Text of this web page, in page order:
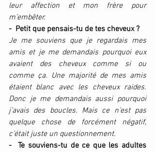
leur affection et mon frère pour
m’embêter.
-  Petit que pensais-tu de tes cheveux ?
Je me souviens que je regardais mes
amis et je me demandais pourquoi eux
avaient des cheveux comme si ou
comme ça. Une majorité de mes amis
étaient blanc avec les cheveux raides.
Donc je me demandais aussi pourquoi
j’avais des boucles. Mais ce n’est pas
quelque chose de forcément négatif,
c’était juste un questionnement.
-  Te souviens-tu de ce que les adultes